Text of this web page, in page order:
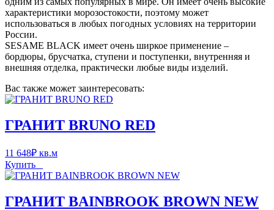
характеристики морозостокости, поэтому может
использоваться в любых погодных условиях на территории
России.
SESAME BLACK имеет очень ширкое применение –
бордюры, брусчатка, ступени и поступенки, внутренняя и
внешняя отделка, практически любые виды изделий.
Вас также может заинтересовать:
ГРАНИТ BRUNO RED
11 648₽ кв.м
Купить
ГРАНИТ BAINBROOK BROWN NEW